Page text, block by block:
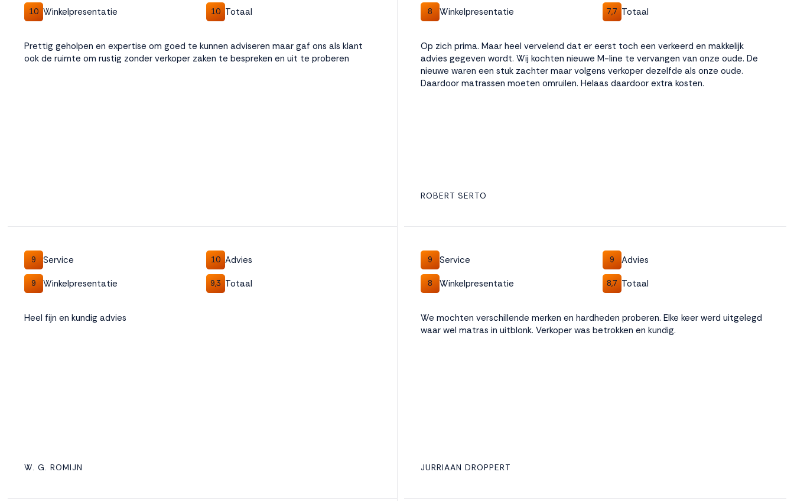
10 Winkelpresentatie 10 Totaal
Prettig geholpen en expertise om goed te kunnen adviseren maar gaf ons als klant
ook de ruimte om rustig zonder verkoper zaken te bespreken en uit te proberen
8 Winkelpresentatie 7,7 Totaal
Op zich prima. Maar heel vervelend dat er eerst toch een verkeerd en makkelijk
advies gegeven wordt. Wij kochten nieuwe M-line te vervangen van onze oude. De
nieuwe waren een stuk zachter maar volgens verkoper dezelfde als onze oude.
Daardoor matrassen moeten omruilen. Helaas daardoor extra kosten.
ROBERT SERTO
9 Service 10 Advies
9 Winkelpresentatie 9,3 Totaal
Heel fijn en kundig advies
W. G. ROMIJN
9 Service 9 Advies
8 Winkelpresentatie 8,7 Totaal
We mochten verschillende merken en hardheden proberen. Elke keer werd uitgelegd
waar wel matras in uitblonk. Verkoper was betrokken en kundig.
JURRIAAN DROPPERT